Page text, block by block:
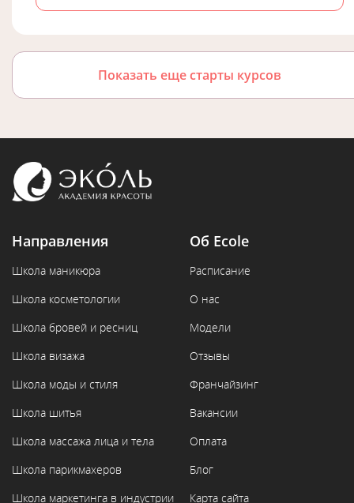
Показать еще старты курсов
Направления
Школа маникюра
Школа косметологии
Школа бровей и ресниц
Школа визажа
Школа моды и стиля
Школа шитья
Школа массажа лица и тела
Школа парикмахеров
Школа маркетинга в индустрии
Об Ecole
Расписание
О нас
Модели
Отзывы
Франчайзинг
Вакансии
Оплата
Блог
Карта сайта